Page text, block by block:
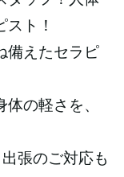
ト！
備えたセラピ
の軽さを、
張のご対応も